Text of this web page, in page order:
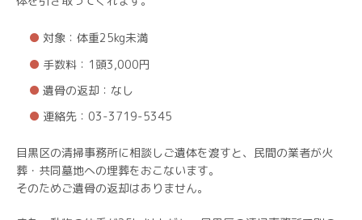
対象：体重25kg未満
手数料：1頭3,000円
遺骨の返却：なし
連絡先：03-3719-5345
目黒区の清掃事務所に相談しご遺体を渡すと、民間の業者が火
葬・共同墓地への埋葬をおこないます。
そのためご遺骨の返却はありません。